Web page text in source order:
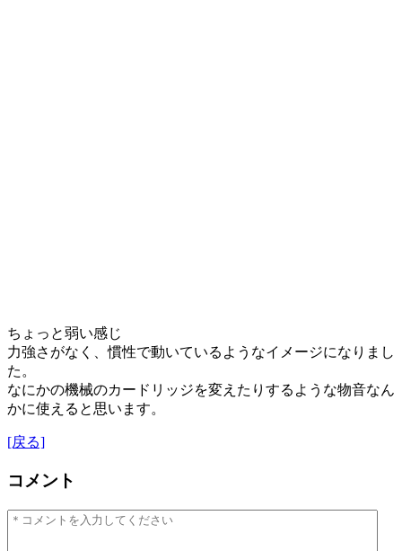
ちょっと弱い感じ
力強さがなく、慣性で動いているようなイメージになりまし
た。
なにかの機械のカードリッジを変えたりするような物音なん
かに使えると思います。
[戻る]
コメント